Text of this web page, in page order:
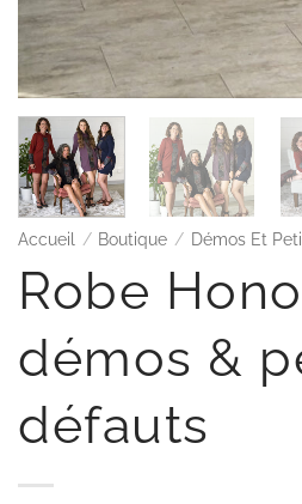
Accueil / Boutique / Démos Et
Robe
démos &
défauts